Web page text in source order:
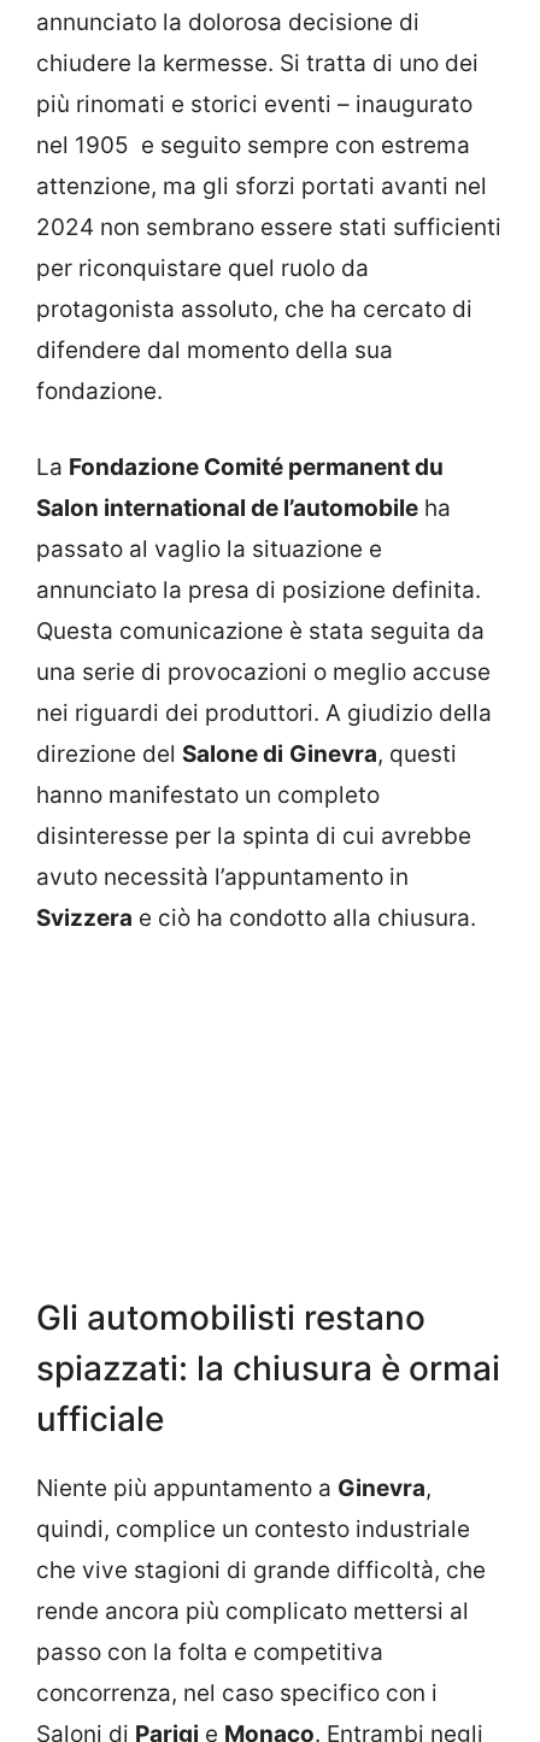
annunciato la dolorosa decisione di
chiudere la kermesse. Si tratta di uno dei
più rinomati e storici eventi – inaugurato
nel 1905 e seguito sempre con estrema
attenzione, ma gli sforzi portati avanti nel
2024 non sembrano essere stati sufficienti
per riconquistare quel ruolo da
protagonista assoluto, che ha cercato di
difendere dal momento della sua
fondazione.
La Fondazione Comité permanent du
Salon international de l’automobile ha
passato al vaglio la situazione e
annunciato la presa di posizione definita.
Questa comunicazione è stata seguita da
una serie di provocazioni o meglio accuse
nei riguardi dei produttori. A giudizio della
direzione del Salone di Ginevra, questi
hanno manifestato un completo
disinteresse per la spinta di cui avrebbe
avuto necessità l’appuntamento in
Svizzera e ciò ha condotto alla chiusura.
Gli automobilisti restano
spiazzati: la chiusura è ormai
ufficiale
Niente più appuntamento a Ginevra,
quindi, complice un contesto industriale
che vive stagioni di grande difficoltà, che
rende ancora più complicato mettersi al
passo con la folta e competitiva
concorrenza, nel caso specifico con i
Saloni di Parigi e Monaco. Entrambi negli